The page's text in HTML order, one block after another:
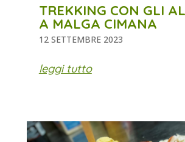
TREKKING CON GLI
A MALGA CIMANA
12 SETTEMBRE 2023
leggi tutto